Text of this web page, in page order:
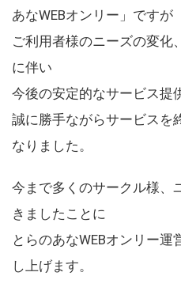
あなWEBオンリー」ですが
ご利用者様のニーズの変化
に伴い
今後の安定的なサービス提
誠に勝手ながらサービスを
なりました。
今まで多くのサークル様、
きましたことに
とらのあなWEBオンリー
し上げます。